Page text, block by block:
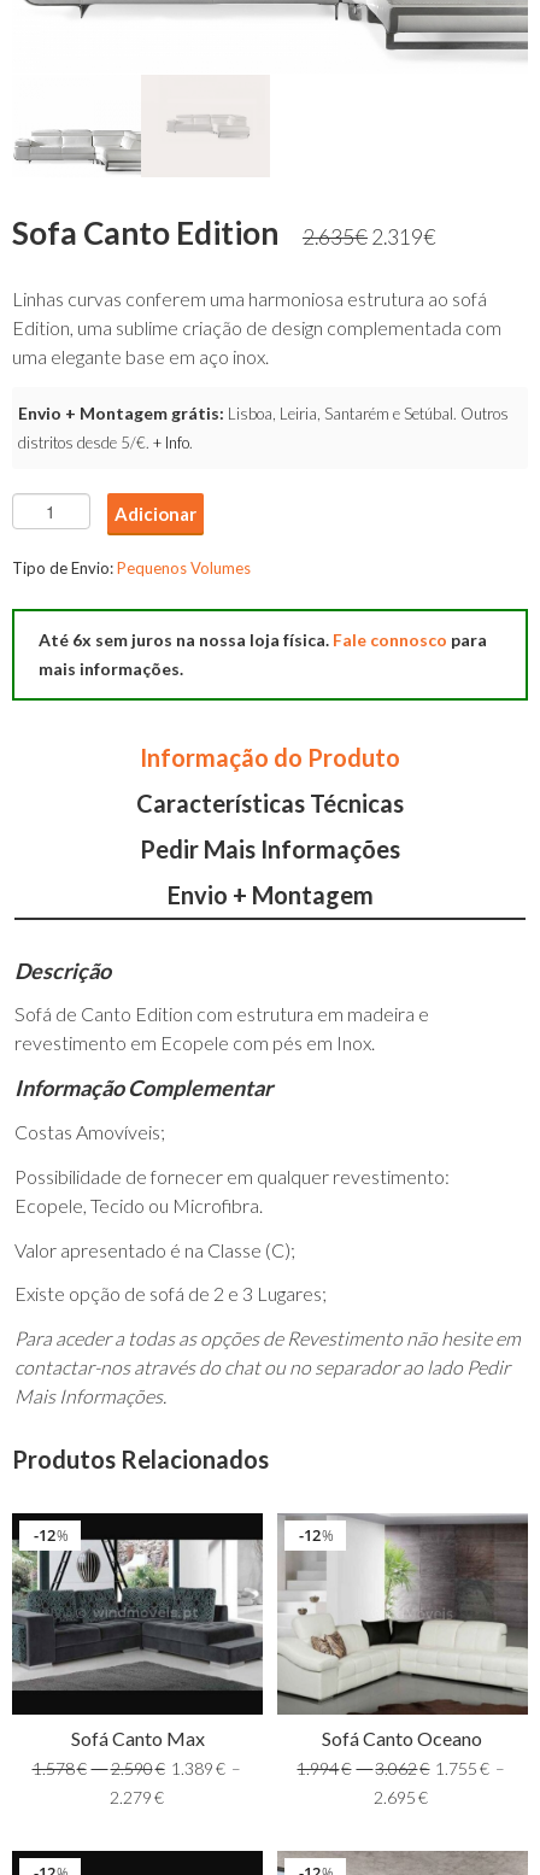
Sofa Canto Edition 2.635€2.319€
Linhas curvas conferem uma harmoniosa estrutura ao sofá
Edition, uma sublime criação de design complementada com
uma elegante base em aço inox.
Envio + Montagem grátis: Lisboa, Leiria, Santarém e Setúbal. Outros
distritos desde 5/€. + Info.
Quantidade
de
Sofa
Adicionar
Tipo de Envio:Pequenos Volumes
Até 6x sem juros na nossa loja física. Fale connosco para
mais informações.
Informação do Produto
Características Técnicas
Pedir Mais Informações
Envio + Montagem
Descrição
Sofá de Canto Edition com estrutura em madeira e
revestimento em Ecopele com pés em Inox.
Informação Complementar
Costas Amovíveis;
Possibilidade de fornecer em qualquer revestimento:
Ecopele, Tecido ou Microfibra.
Valor apresentado é na Classe (C);
Existe opção de sofá de 2 e 3 Lugares;
Para aceder a todas as opções de Revestimento não hesite em
contactar-nos através do chat ou no separador ao lado Pedir
Mais Informações.
Produtos Relacionados
%
12
Sofá Canto Max
1.578€ –2.590€ 1.389€ –
2.279€
%
12
Sofá Canto Oceano
1.994€ –3.062€ 1.755 € –
2.695 €